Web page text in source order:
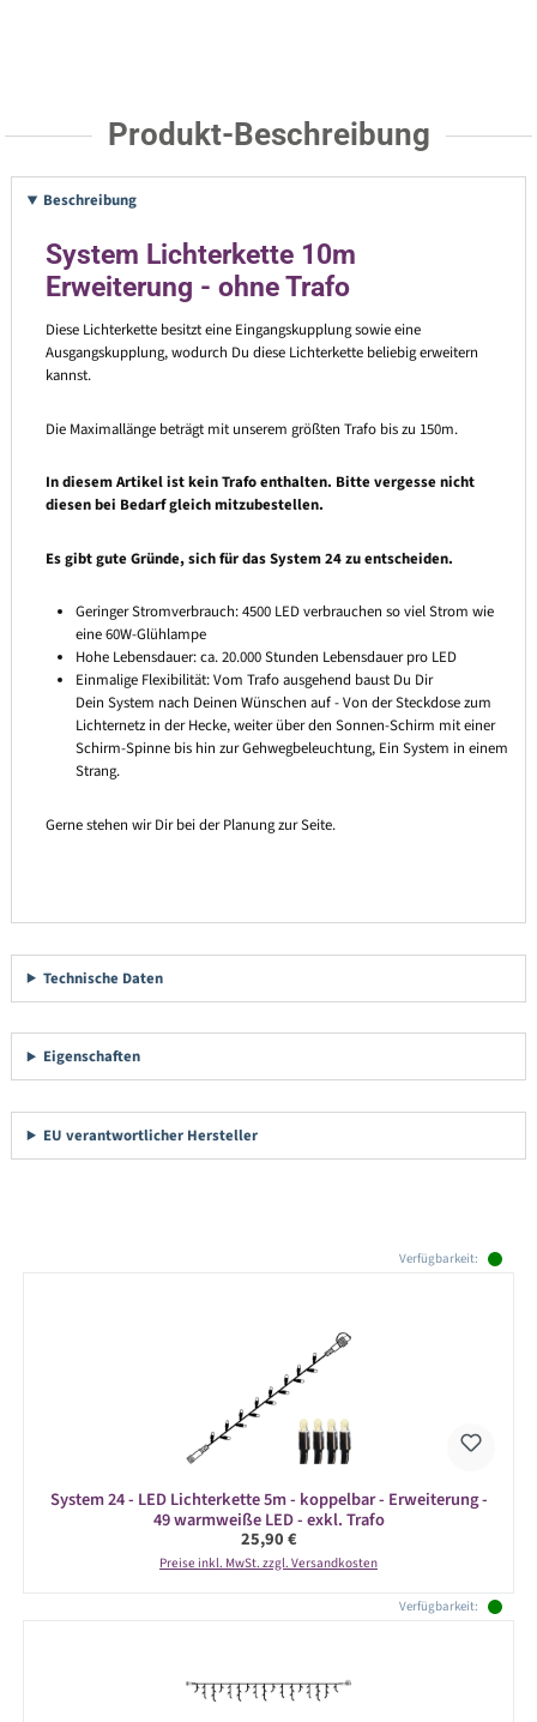
Produkt-Beschreibung
Beschreibung
System Lichterkette 10m
Erweiterung - ohne Trafo
Diese Lichterkette besitzt eine Eingangskupplung sowie eine
Ausgangskupplung, wodurch Du diese Lichterkette beliebig erweitern
kannst.
Die Maximallänge beträgt mit unserem größten Trafo bis zu 150m.
In diesem Artikel ist kein Trafo enthalten. Bitte vergesse nicht
diesen bei Bedarf gleich mitzubestellen.
Es gibt gute Gründe, sich für das System 24 zu entscheiden.
Geringer Stromverbrauch: 4500 LED verbrauchen so viel Strom wie
eine 60W-Glühlampe
Hohe Lebensdauer: ca. 20.000 Stunden Lebensdauer pro LED
Einmalige Flexibilität: Vom Trafo ausgehend baust Du Dir
Dein System nach Deinen Wünschen auf - Von der Steckdose zum
Lichternetz in der Hecke, weiter über den Sonnen-Schirm mit einer
Schirm-Spinne bis hin zur Gehwegbeleuchtung, Ein System in einem
Strang.
Gerne stehen wir Dir bei der Planung zur Seite.
Technische Daten
Eigenschaften
EU verantwortlicher Hersteller
Verfügbarkeit:
System 24 - LED Lichterkette 5m - koppelbar - Erweiterung -
49 warmweiße LED - exkl. Trafo
Regulärer Preis:
25,90 €
Preise inkl. MwSt. zzgl. Versandkosten
Verfügbarkeit: